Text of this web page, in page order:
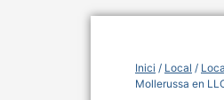
Inici / Local /
Mollerussa en